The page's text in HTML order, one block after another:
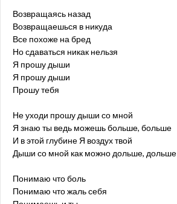
Возвращаясь назад
Возвращаешься в никуда
Все похоже на бред
Но сдаваться никак нельзя
Я прошу дыши
Я прошу дыши
Прошу тебя
Не уходи прошу дыши со мной
Я знаю ты ведь можешь больше, больше
И в этой глубине Я воздух твой
Дыши со мной как можно дольше, дольше
Понимаю что боль
Понимаю что жаль себя